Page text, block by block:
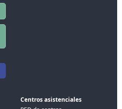
Centros asistenciales